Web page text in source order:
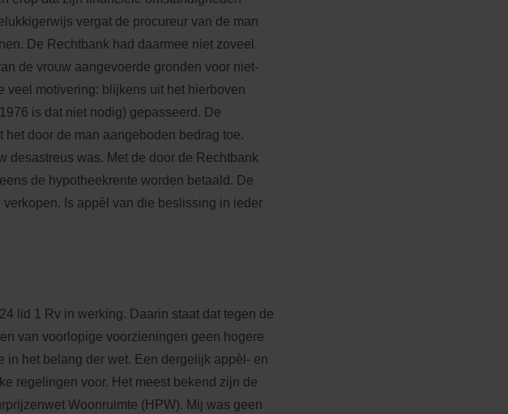
vergat de procureur van de man
De Rechtbank had daarmee niet zoveel
de vrouw aangevoerde gronden voor niet-
veel motivering: blijkens uit het hierboven
is dat niet nodig) gepasseerd. De
door de man aangeboden bedrag toe.
desastreus was. Met de door de Rechtbank
de hypotheekrente worden betaald. De
Is appèl van die beslissing in ieder
lid 1 Rv in werking. Daarin staat dat tegen de
van voorlopige voorzieningen geen hogere
het belang der wet. Een dergelijk appèl- en
regelingen voor. Het meest bekend zijn de
Woonruimte (HPW). Mij was geen